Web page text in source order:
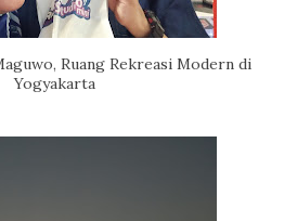
Ruang Rekreasi Modern di
Yogyakarta